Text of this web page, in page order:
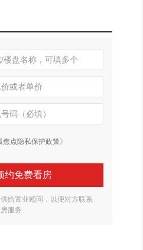
焦点隐私保护政策》
约免费看房
给置业顾问，以便对方联系
服务